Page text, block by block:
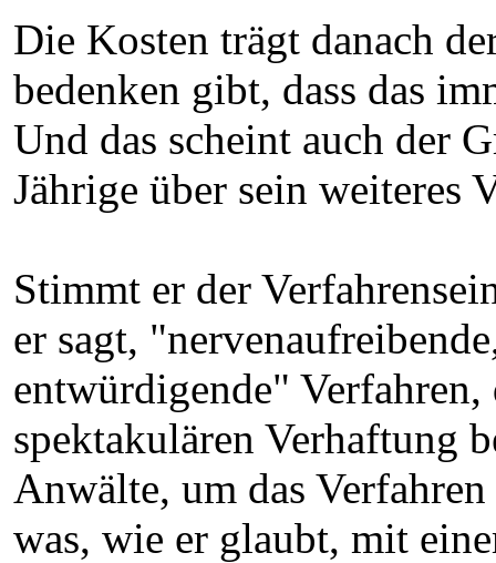
Die Kosten trägt danach
bedenken gibt, dass das
Und das scheint auch der
Jährige über sein weiteres
Stimmt er der
er sagt,
entwürdigende" Verfahren,
spektakulären Verhaftung
Anwälte, um das
was, wie er glaubt, mit